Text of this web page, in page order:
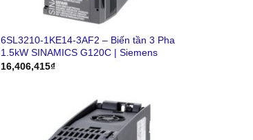
6SL3210-1KE14-3AF2 – Biến tần 3 Pha
1.5kW SINAMICS G120C | Siemens
16,406,415₫